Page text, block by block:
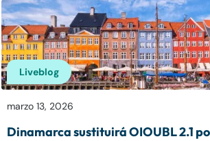
Liveblog
marzo 13, 2026
Dinamarca sustituirá OIOUBL 2.1